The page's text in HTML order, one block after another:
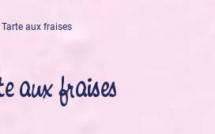
Tarte aux fraises
aux fraises